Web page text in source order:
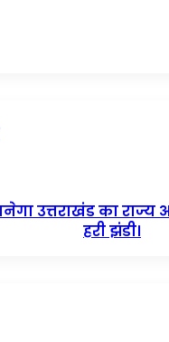
उत्तराखंड का राज्य
हरी झंडी।